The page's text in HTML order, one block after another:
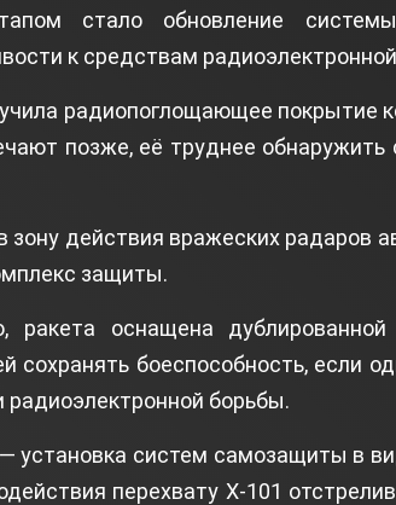
стало обновление
к средствам
радиопоглощающее покрытие
позже, её труднее
зону действия вражеских радаров
защиты.
ракета оснащена
сохранять боеспособность, если
радиоэлектронной борьбы.
установка систем самозащиты в
перехвату Х-101